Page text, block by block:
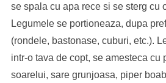
se spala cu apa rece si se sterg cu
Legumele se portioneaza, dupa
(rondele, bastonase, cuburi, etc.).
intr-o tava de copt, se amesteca cu
soarelui, sare grunjoasa, piper